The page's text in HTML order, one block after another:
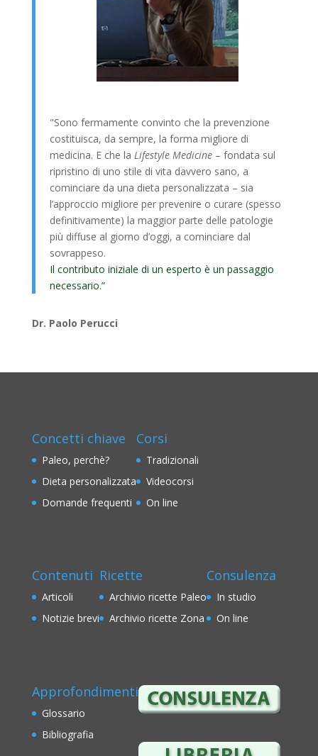
"Sono fermamente convinto che la prevenzione
costituisca, da sempre, la forma migliore di
medicina. E che la Lifestyle Medicine – fondata sul
ripristino di uno stile di vita davvero sano, a
cominciare da una dieta personalizzata – sia
l’approccio migliore per prevenire o curare (spesso
definitivamente) la maggior parte delle patologie
più diffuse al giorno d’oggi, a cominciare dal
sovrappeso.
Il contributo iniziale di un esperto è un passaggio
necessario.”
Dr. Paolo Perucci
Concetti chiave
Paleo, perchè?
Dieta personalizzata
Domande frequenti
Corsi
Tradizionali
Videocorsi
On line
Contenuti
Articoli
Notizie brevi
Ricette
Archivio ricette Paleo
Archivio ricette Zona
Consulenza
In studio
On line
Approfondimenti
Glossario
Bibliografia